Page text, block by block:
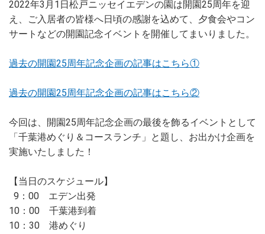
2022年3月1日松戸ニッセイエデンの園は開園25周年を迎
え、ご入居者の皆様へ日頃の感謝を込めて、夕食会やコン
サートなどの開園記念イベントを開催してまいりました。
過去の開園25周年記念企画の記事はこちら①
過去の開園25周年記念企画の記事はこちら②
今回は、開園25周年記念企画の最後を飾るイベントとして
「千葉港めぐり＆コースランチ」と題し、お出かけ企画を
実施いたしました！
【当日のスケジュール】
9：00 エデン出発
10：00 千葉港到着
10：30 港めぐり